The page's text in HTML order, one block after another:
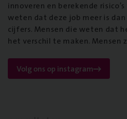
innoveren en berekende
weten dat deze job meer is
cijfers. Mensen die weten dat
het verschil te maken. Mensen
Volg ons op instagram